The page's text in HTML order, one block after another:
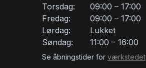
Torsdag:
09:00 – 17:00
Fredag:
09:00 – 17:00
Lørdag:
Lukket
Søndag:
11:00 – 16:00
Se åbningstider for værkstedet